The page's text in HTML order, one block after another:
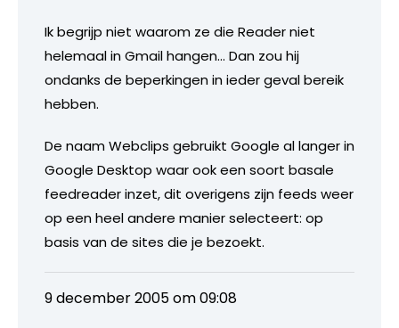
Ik begrijp niet waarom ze die Reader niet
helemaal in Gmail hangen… Dan zou hij
ondanks de beperkingen in ieder geval bereik
hebben.
De naam Webclips gebruikt Google al langer in
Google Desktop waar ook een soort basale
feedreader inzet, dit overigens zijn feeds weer
op een heel andere manier selecteert: op
basis van de sites die je bezoekt.
9 december 2005 om 09:08